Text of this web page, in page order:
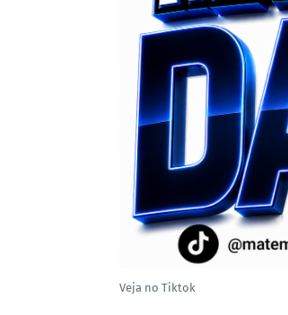
Veja no Tiktok